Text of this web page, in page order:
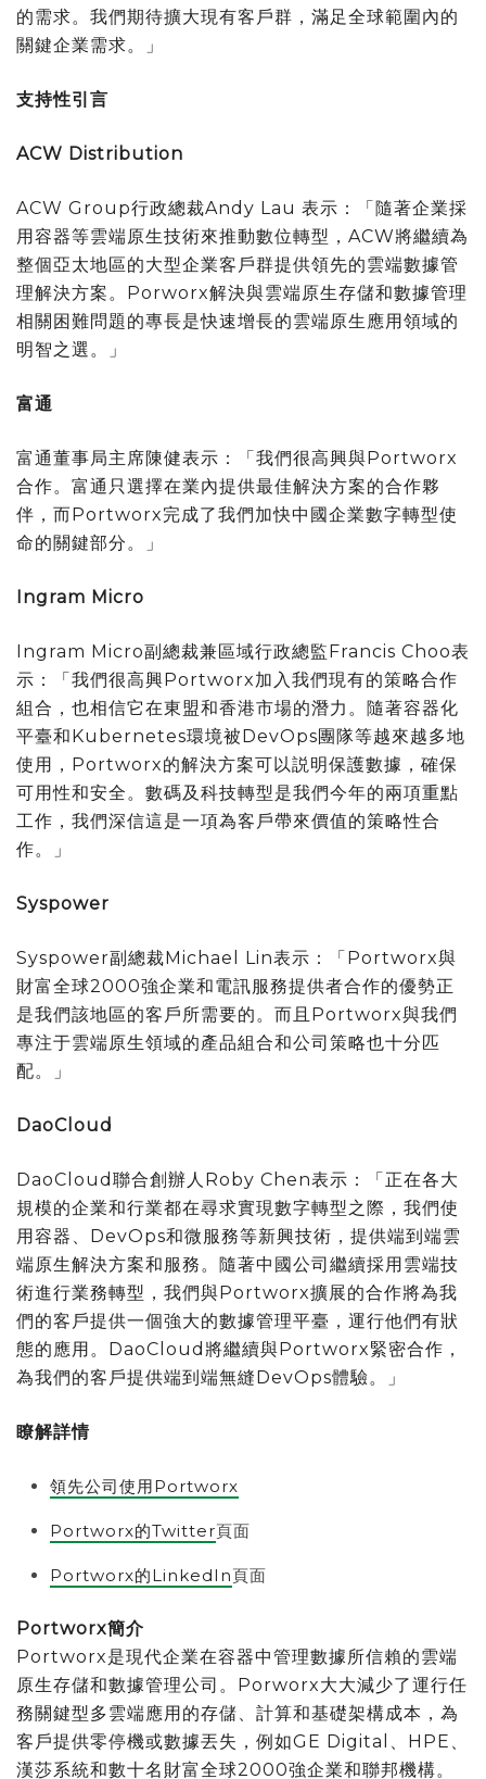
的需求。我們期待擴大現有客戶群，滿足全球範圍內的
關鍵企業需求。」
支持性引言
ACW Distribution
ACW Group行政總裁Andy Lau 表示：「隨著企業採
用容器等雲端原生技術來推動數位轉型，ACW將繼續為
整個亞太地區的大型企業客戶群提供領先的雲端數據管
理解決方案。Porworx解決與雲端原生存儲和數據管理
相關困難問題的專長是快速增長的雲端原生應用領域的
明智之選。」
富通
富通董事局主席陳健表示：「我們很高興與Portworx
合作。富通只選擇在業內提供最佳解決方案的合作夥
伴，而Portworx完成了我們加快中國企業數字轉型使
命的關鍵部分。」
Ingram Micro
Ingram Micro副總裁兼區域行政總監Francis Choo表
示：「我們很高興Portworx加入我們現有的策略合作
組合，也相信它在東盟和香港市場的潛力。隨著容器化
平臺和Kubernetes環境被DevOps團隊等越來越多地
使用，Portworx的解決方案可以説明保護數據，確保
可用性和安全。數碼及科技轉型是我們今年的兩項重點
工作，我們深信這是一項為客戶帶來價值的策略性合
作。」
Syspower
Syspower副總裁Michael Lin表示：「Portworx與
財富全球2000強企業和電訊服務提供者合作的優勢正
是我們該地區的客戶所需要的。而且Portworx與我們
專注于雲端原生領域的產品組合和公司策略也十分匹
配。」
DaoCloud
DaoCloud聯合創辦人Roby Chen表示：「正在各大
規模的企業和行業都在尋求實現數字轉型之際，我們使
用容器、DevOps和微服務等新興技術，提供端到端雲
端原生解決方案和服務。隨著中國公司繼續採用雲端技
術進行業務轉型，我們與Portworx擴展的合作將為我
們的客戶提供一個強大的數據管理平臺，運行他們有狀
態的應用。DaoCloud將繼續與Portworx緊密合作，
為我們的客戶提供端到端無縫DevOps體驗。」
瞭解詳情
領先公司使用Portworx
Portworx的Twitter頁面
Portworx的LinkedIn頁面
Portworx簡介
Portworx是現代企業在容器中管理數據所信賴的雲端
原生存儲和數據管理公司。Porworx大大減少了運行任
務關鍵型多雲端應用的存儲、計算和基礎架構成本，為
客戶提供零停機或數據丟失，例如GE Digital、HPE、
漢莎系統和數十名財富全球2000強企業和聯邦機構。